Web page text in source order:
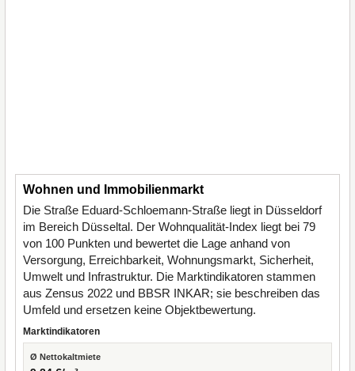
Wohnen und Immobilienmarkt
Die Straße Eduard-Schloemann-Straße liegt in Düsseldorf
im Bereich Düsseltal. Der Wohnqualität-Index liegt bei 79
von 100 Punkten und bewertet die Lage anhand von
Versorgung, Erreichbarkeit, Wohnungsmarkt, Sicherheit,
Umwelt und Infrastruktur. Die Marktindikatoren stammen
aus Zensus 2022 und BBSR INKAR; sie beschreiben das
Umfeld und ersetzen keine Objektbewertung.
Marktindikatoren
Ø Nettokaltmiete